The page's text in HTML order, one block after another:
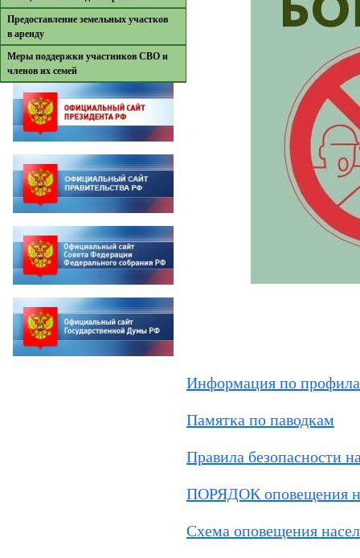
Предоставление земельных участков
в аренду
Меры поддержки участников СВО и
членов их семей
Информация по
Памятка по паводкам
Правила безопасности
ПОРЯДОК оповещения
Схема оповещения